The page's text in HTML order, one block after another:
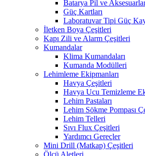
Batarya Pil ve
Güç Kartları
Laboratuvar Tipi Güç
İletken Boya Çeşitleri
Kapı Zili ve Alarm Çeşitleri
Kumandalar
Klima Kumandaları
Kumanda Modülleri
Lehimleme Ekipmanları
Havya Çeşitleri
Havya Ucu Temizleme
Lehim Pastaları
Lehim Sökme Pompası
Lehim Telleri
Sıvı Flux Çeşitleri
Yardımcı Gereçler
Mini Drill (Matkap) Çeşitleri
Ölçü Aletleri